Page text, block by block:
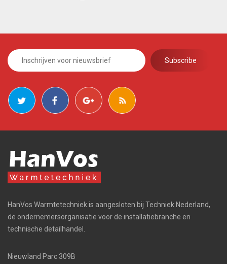
HanVos Warmtetechniek is aangesloten bij Techniek Nederland,
de ondernemersorganisatie voor de installatiebranche en
technische detailhandel.
Nieuwland Parc 309B